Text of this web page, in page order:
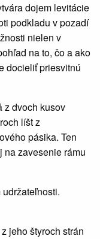
dojem levitácie
podkladu v pozadí
nielen v
na to, čo a ako
docieliť priesvitnú
z dvoch kusov
líšt z
pásika. Ten
na zavesenie rámu
jeho štyroch strán